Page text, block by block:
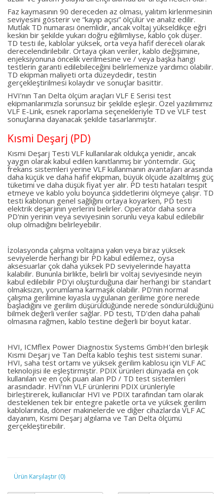
Faz kaymasının 90 dereceden az olması, yalıtım kirlenmesinin
seviyesini gösterir ve “kayıp açısı” ölçülür ve analiz edilir.
Mutlak TD numarası önemlidir, ancak voltaj yükseldikçe eğri
keskin bir şekilde yukarı doğru eğilimliyse, kablo çok düşer.
TD testi ile, kablolar yüksek, orta veya hafif dereceli olarak
derecelendirilebilir. Ortaya çıkan veriler, kablo değişimine,
enjeksiyonuna öncelik verilmesine ve / veya başka hangi
testlerin garanti edilebileceğini belirlemenize yardımcı olabilir.
TD ekipman maliyeti orta düzeydedir, testin
gerçekleştirilmesi kolaydır ve sonuçlar basittir.
HVI’nın Tan Delta ölçüm araçları VLF E Serisi test
ekipmanlarımızla sorunsuz bir şekilde eşleşir. Özel yazılımımız
VLF E-Link, esnek raporlama seçenekleriyle TD ve VLF test
sonuçlarına dayanacak şekilde tasarlanmıştır.
Kısmi Deşarj (PD)
Kısmi Deşarj Testi VLF kullanılarak oldukça yenidir, ancak
yaygın olarak kabul edilen kanıtlanmış bir yöntemdir. Güç
frekans sistemleri yerine VLF kullanmanın avantajları arasında
daha küçük ve daha hafif ekipman, büyük ölçüde azaltılmış güç
tüketimi ve daha düşük fiyat yer alır. PD testi hataları tespit
etmeye ve kablo yolu boyunca şiddetlerini ölçmeye çalışır. TD
testi kablonun genel sağlığını ortaya koyarken, PD testi
elektrik deşarjının yerlerini belirler. Operatör daha sonra
PD'nin yerinin veya seviyesinin sorunlu veya kabul edilebilir
olup olmadığını belirleyebilir.
İzolasyonda çalışma voltajına yakın veya biraz yüksek
seviyelerde herhangi bir PD kabul edilemez, oysa
aksesuarlar çok daha yüksek PD seviyelerinde hayatta
kalabilir. Bununla birlikte, belirli bir voltaj seviyesinde neyin
kabul edilebilir PD'yi oluşturduğuna dair herhangi bir standart
olmaksızın, yorumlama karmaşık olabilir. PD'nin normal
çalışma gerilimine kıyasla uygulanan gerilime göre nerede
başladığını ve gerilim düşürüldüğünde nerede söndürüldüğünü
bilmek değerli veriler sağlar. PD testi, TD'den daha pahalı
olmasına rağmen, kablo testine değerli bir boyut katar.
HVI, ICMflex Power Diagnostix Systems GmbH'den birleşik
Kısmi Deşarj ve Tan Delta kablo teşhis test sistemi sunar.
HVI, saha test ortamı ve yüksek gerilim kablosu için VLF AC
teknolojisi ile eşleştirmiştir. PDIX ürünleri dünyada en çok
kullanılan ve en çok puan alan PD / TD test sistemleri
arasındadır. HVI’nın VLF ürünlerini PDIX ürünleriyle
birleştirerek, kullanıcılar HVI ve PDIX tarafından tam olarak
desteklenen tek bir entegre paketle orta ve yüksek gerilim
kablolarında, döner makinelerde ve diğer cihazlarda VLF AC
dayanım, Kısmi Deşarj algılama ve Tan Delta ölçümü
gerçekleştirebilir.
Ürün Karşılaştır (0)